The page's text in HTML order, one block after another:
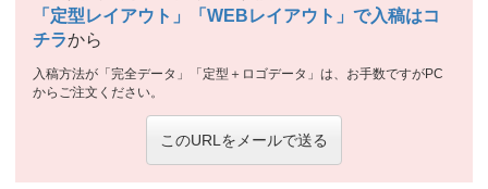
「定型レイアウト」「WEBレイアウト」で入稿はコ
チラから
入稿方法が「完全データ」「定型＋ロゴデータ」は、お手数ですがPC
からご注文ください。
このURLをメールで送る